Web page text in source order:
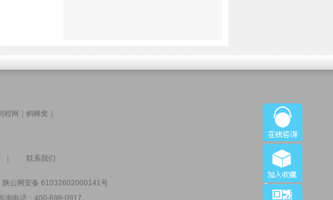
程网 蚂蜂窝
联系我们
陕公网安备 61032602000141号
电话：400-698-0917